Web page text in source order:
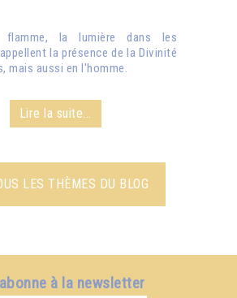
la lumière dans les
la présence de la Divinité
mais aussi en l'homme.
Lire la suite...
LES THÈMES DU BLOG
à la newsletter